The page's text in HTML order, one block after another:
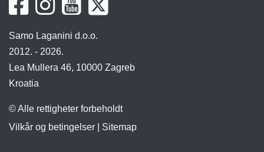
Samo Laganini d.o.o.
2012. - 2026.
Lea Mullera 46, 10000 Zagreb
Kroatia
© Alle rettigheter forbeholdt
Vilkår og betingelser
Sitemap